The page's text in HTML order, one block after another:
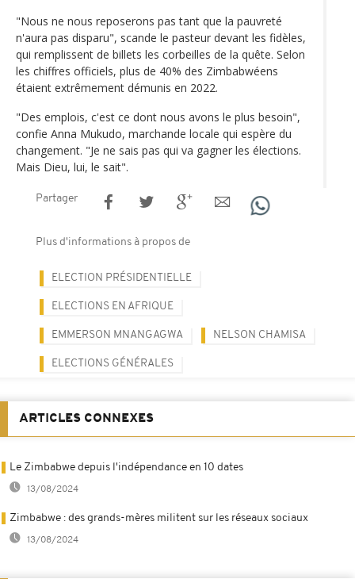
"Nous ne nous reposerons pas tant que la pauvreté
n'aura pas disparu", scande le pasteur devant les fidèles,
qui remplissent de billets les corbeilles de la quête. Selon
les chiffres officiels, plus de 40% des Zimbabwéens
étaient extrêmement démunis en 2022.
"Des emplois, c'est ce dont nous avons le plus besoin",
confie Anna Mukudo, marchande locale qui espère du
changement. "Je ne sais pas qui va gagner les élections.
Mais Dieu, lui, le sait".
Partager
Plus d'informations à propos de
ELECTION PRÉSIDENTIELLE
ELECTIONS EN AFRIQUE
EMMERSON MNANGAGWA NELSON CHAMISA
ELECTIONS GÉNÉRALES
ARTICLES CONNEXES
Le Zimbabwe depuis l'indépendance en 10 dates
13/08/2024
Zimbabwe : des grands-mères militent sur les réseaux sociaux
13/08/2024